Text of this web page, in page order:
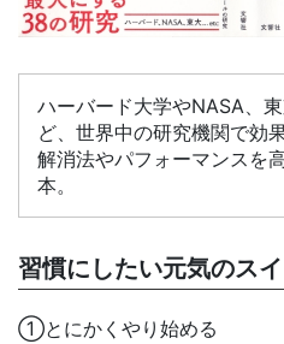
ハーバード大学やNASA、
ど、世界中の研究機関で効
解消法やパフォーマンスを
本。
習慣にしたい元気のス
①とにかくやり始める